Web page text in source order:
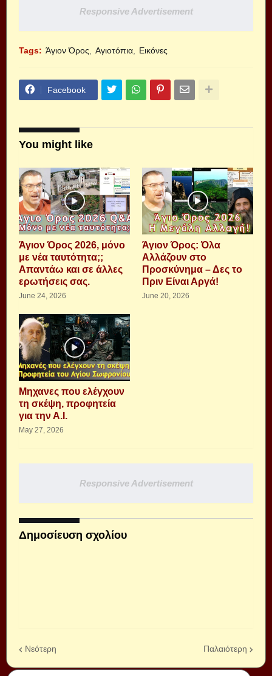
Responsive Advertisement
Tags: Άγιον Όρος Αγιοτόπια Εικόνες
Facebook
You might like
Άγιον Όρος 2026, μόνο
με νέα ταυτότητα;;
Απαντάω και σε άλλες
ερωτήσεις σας.
June 24, 2026
Άγιον Όρος: Όλα
Αλλάζουν στο
Προσκύνημα – Δες το
Πριν Είναι Αργά!
June 20, 2026
Μηχανες που ελέγχουν
τη σκέψη, προφητεία
για την Α.Ι.
May 27, 2026
Responsive Advertisement
Δημοσίευση σχολίου
Νεότερη Παλαιότερη